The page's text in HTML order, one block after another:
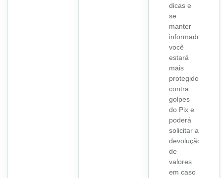
dicas e
se
manter
informado,
você
estará
mais
protegido
contra
golpes
do Pix e
poderá
solicitar a
devolução
de
valores
em caso